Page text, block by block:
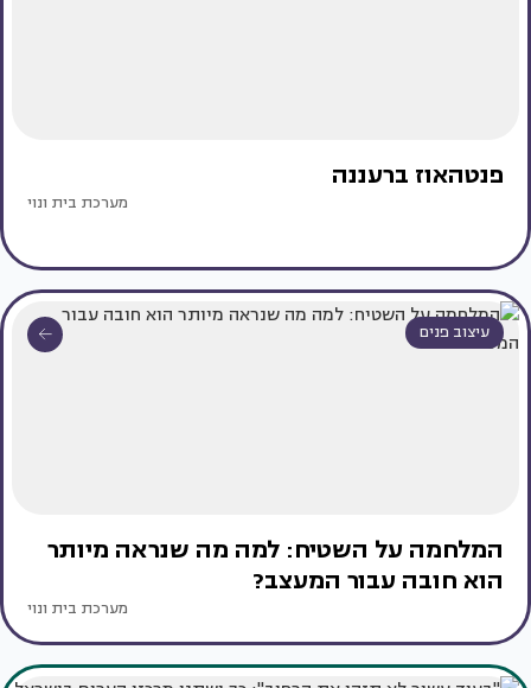
פנטהאוז ברעננה
מערכת בית ונוי
עיצוב פנים
המלחמה על השטיח: למה מה שנראה מיותר
הוא חובה עבור המעצב?
מערכת בית ונוי